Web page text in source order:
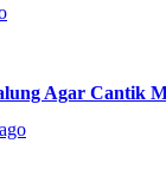
Agar Cantik